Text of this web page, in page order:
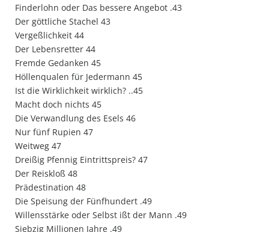
Finderlohn oder Das bessere Angebot .43
Der göttliche Stachel 43
Vergeßlichkeit 44
Der Lebensretter 44
Fremde Gedanken 45
Höllenqualen für Jedermann 45
Ist die Wirklichkeit wirklich? ..45
Macht doch nichts 45
Die Verwandlung des Esels 46
Nur fünf Rupien 47
Weitweg 47
Dreißig Pfennig Eintrittspreis? 47
Der Reiskloß 48
Prädestination 48
Die Speisung der Fünfhundert .49
Willensstärke oder Selbst ißt der Mann .49
Siebzig Millionen Jahre .49